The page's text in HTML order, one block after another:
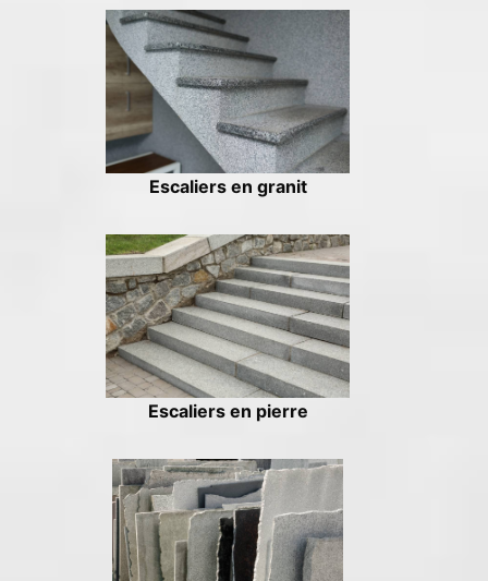
Escaliers en granit
Escaliers en pierre